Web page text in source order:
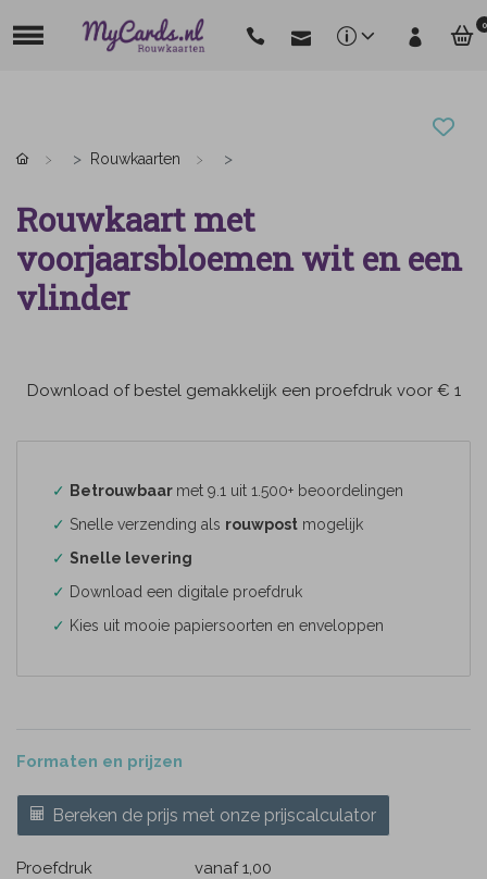
0
Rouwkaarten
Rouwkaart met
voorjaarsbloemen wit en een
vlinder
Download of bestel gemakkelijk een proefdruk voor € 1
✓ Betrouwbaar met 9.1 uit 1.500+ beoordelingen
✓ Snelle verzending als rouwpost mogelijk
✓ Snelle levering
✓ Download een digitale proefdruk
✓ Kies uit mooie papiersoorten en enveloppen
Formaten en prijzen
Bereken de prijs met onze prijscalculator
Proefdruk
vanaf 1,00